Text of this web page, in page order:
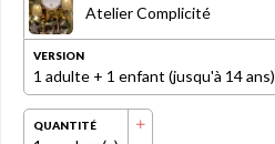
Atelier Complicité
VERSION
1 adulte + 1 enfant (jusqu'à 14 ans)
QUANTITÉ